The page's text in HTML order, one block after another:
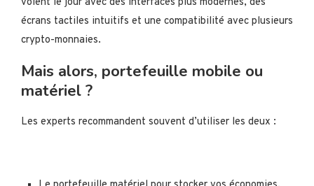
écrans tactiles intuitifs et une compatibilité avec plusieurs
crypto-monnaies.
Mais alors, portefeuille mobile ou
matériel ?
Les experts recommandent souvent d’utiliser les deux :